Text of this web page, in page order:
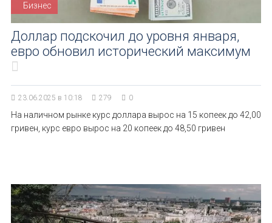
Бизнес
Доллар подскочил до уровня января,
евро обновил исторический максимум
23.06.2025 в 10:18 279 0
На наличном рынке курс доллара вырос на 15 копеек до 42,00
гривен, курс евро вырос на 20 копеек до 48,50 гривен